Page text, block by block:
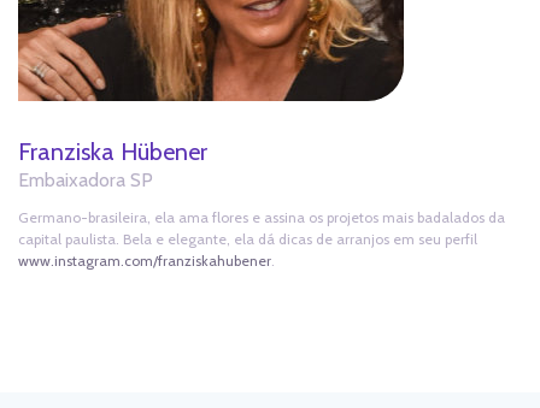
Franziska Hübener
Embaixadora SP
Germano-brasileira, ela ama flores e assina os projetos mais badalados da
capital paulista. Bela e elegante, ela dá dicas de arranjos em seu perfil
www.instagram.com/franziskahubener